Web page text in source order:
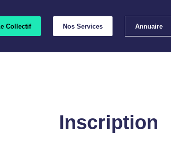
Collectif Nos Services Annuaire
Inscription